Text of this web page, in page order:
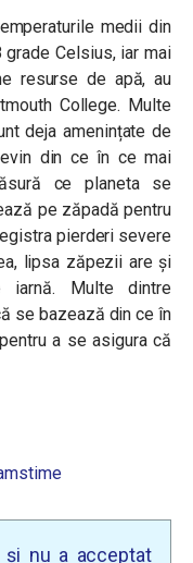
medii din
Celsius, iar mai
resurse de apă, au
College. Multe
deja amenințate de
din ce în ce mai
ce planeta se
pe zăpadă pentru
pierderi severe
lipsa zăpezii are și
iarnă. Multe dintre
se bazează din ce în
a se asigura că
și nu a acceptat